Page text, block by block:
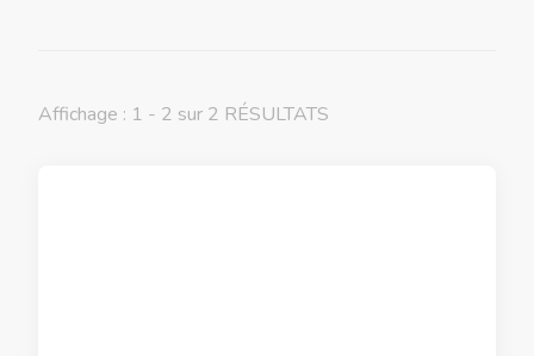
Affichage : 1 - 2 sur 2 RÉSULTATS